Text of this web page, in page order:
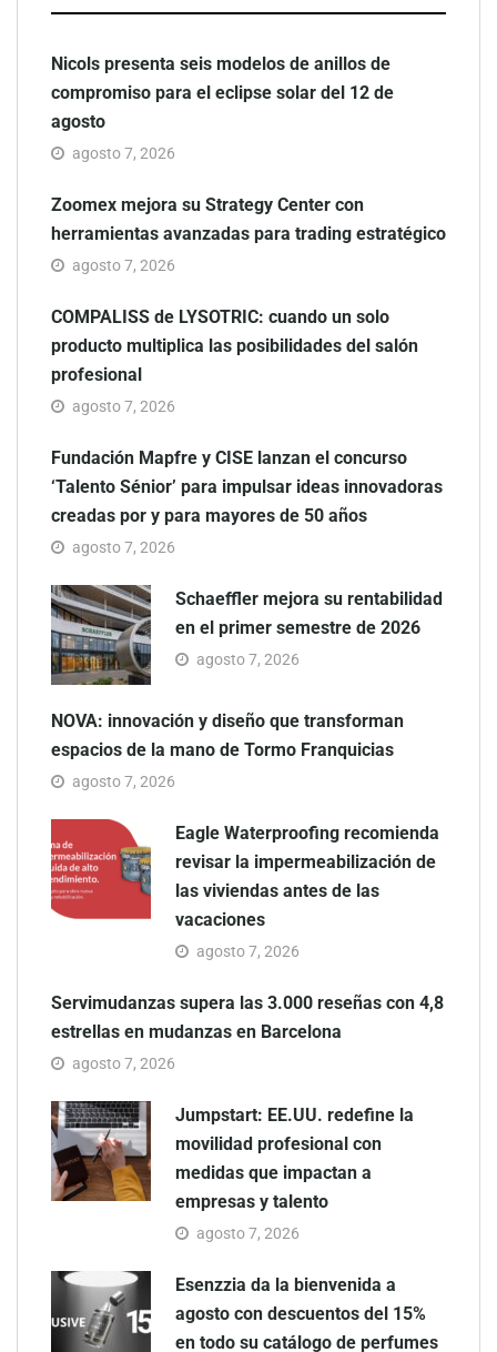
Nicols presenta seis modelos de anillos de
compromiso para el eclipse solar del 12 de
agosto
agosto 7, 2026
Zoomex mejora su Strategy Center con
herramientas avanzadas para trading estratégico
agosto 7, 2026
COMPALISS de LYSOTRIC: cuando un solo
producto multiplica las posibilidades del salón
profesional
agosto 7, 2026
Fundación Mapfre y CISE lanzan el concurso
‘Talento Sénior’ para impulsar ideas innovadoras
creadas por y para mayores de 50 años
agosto 7, 2026
Schaeffler mejora su rentabilidad
en el primer semestre de 2026
agosto 7, 2026
NOVA: innovación y diseño que transforman
espacios de la mano de Tormo Franquicias
agosto 7, 2026
Eagle Waterproofing recomienda
revisar la impermeabilización de
las viviendas antes de las
vacaciones
agosto 7, 2026
Servimudanzas supera las 3.000 reseñas con 4,8
estrellas en mudanzas en Barcelona
agosto 7, 2026
Jumpstart: EE.UU. redefine la
movilidad profesional con
medidas que impactan a
empresas y talento
agosto 7, 2026
Esenzzia da la bienvenida a
agosto con descuentos del 15%
en todo su catálogo de perfumes